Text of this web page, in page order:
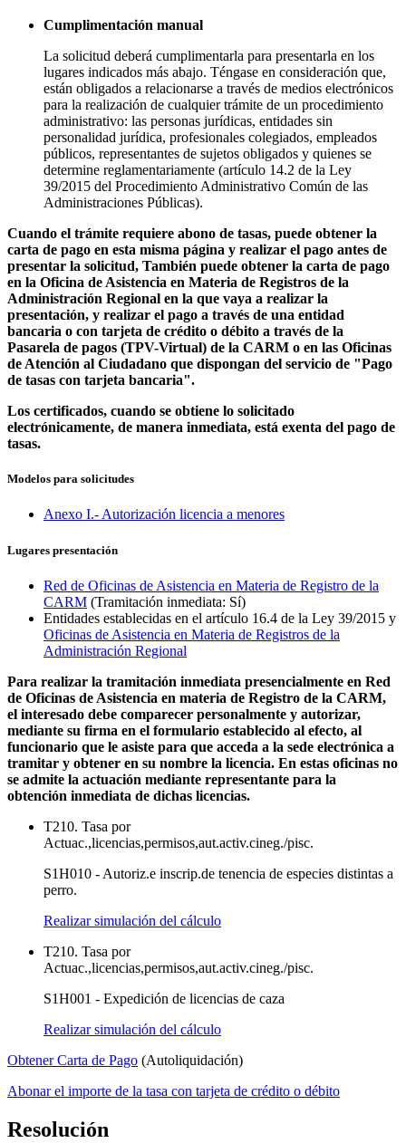
Cumplimentación manual
La solicitud deberá cumplimentarla para presentarla en los
lugares indicados más abajo. Téngase en consideración que,
están obligados a relacionarse a través de medios electrónicos
para la realización de cualquier trámite de un procedimiento
administrativo: las personas jurídicas, entidades sin
personalidad jurídica, profesionales colegiados, empleados
públicos, representantes de sujetos obligados y quienes se
determine reglamentariamente (artículo 14.2 de la Ley
39/2015 del Procedimiento Administrativo Común de las
Administraciones Públicas).
Cuando el trámite requiere abono de tasas, puede obtener la
carta de pago en esta misma página y realizar el pago antes de
presentar la solicitud, También puede obtener la carta de pago
en la Oficina de Asistencia en Materia de Registros de la
Administración Regional en la que vaya a realizar la
presentación, y realizar el pago a través de una entidad
bancaria o con tarjeta de crédito o débito a través de la
Pasarela de pagos (TPV-Virtual) de la CARM o en las Oficinas
de Atención al Ciudadano que dispongan del servicio de "Pago
de tasas con tarjeta bancaria".
Los certificados, cuando se obtiene lo solicitado
electrónicamente, de manera inmediata, está exenta del pago de
tasas.
Modelos para solicitudes
Anexo I.- Autorización licencia a menores
Lugares presentación
Red de Oficinas de Asistencia en Materia de Registro de la
CARM (Tramitación inmediata: Sí)
Entidades establecidas en el artículo 16.4 de la Ley 39/2015 y
Oficinas de Asistencia en Materia de Registros de la
Administración Regional
Para realizar la tramitación inmediata presencialmente en Red
de Oficinas de Asistencia en materia de Registro de la CARM,
el interesado debe comparecer personalmente y autorizar,
mediante su firma en el formulario establecido al efecto, al
funcionario que le asiste para que acceda a la sede electrónica a
tramitar y obtener en su nombre la licencia. En estas oficinas no
se admite la actuación mediante representante para la
obtención inmediata de dichas licencias.
T210. Tasa por
Actuac.,licencias,permisos,aut.activ.cineg./pisc.
S1H010 - Autoriz.e inscrip.de tenencia de especies distintas a
perro.
Realizar simulación del cálculo
T210. Tasa por
Actuac.,licencias,permisos,aut.activ.cineg./pisc.
S1H001 - Expedición de licencias de caza
Realizar simulación del cálculo
Obtener Carta de Pago (Autoliquidación)
Abonar el importe de la tasa con tarjeta de crédito o débito
Resolución